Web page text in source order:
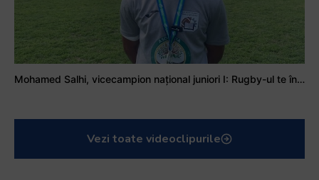
Mohamed Salhi, vicecampion național juniori I: Rugby-ul te învață să accepți și înfrângerile
Vezi toate videoclipurile